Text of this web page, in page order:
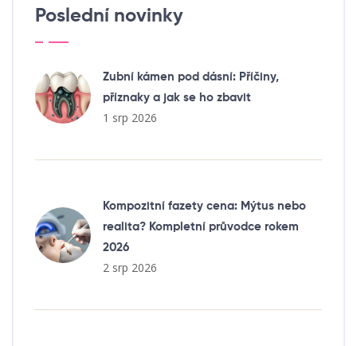
Poslední novinky
Zubní kámen pod dásní: Příčiny,
příznaky a jak se ho zbavit
1 srp 2026
Kompozitní fazety cena: Mýtus nebo
realita? Kompletní průvodce rokem
2026
2 srp 2026